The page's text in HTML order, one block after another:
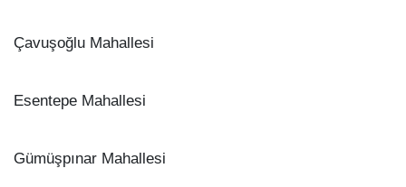
Çavuşoğlu Mahallesi
Esentepe Mahallesi
Gümüşpınar Mahallesi